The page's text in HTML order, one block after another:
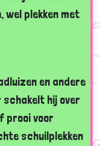
plekken met
en andere
hij over
prooi voor
schuilplekken